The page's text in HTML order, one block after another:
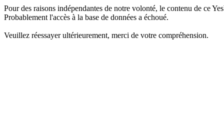
Pour des raisons indépendantes de notre volonté, le contenu de ce
Probablement l'accès à la base de données a échoué.
Veuillez réessayer ultérieurement, merci de votre compréhension.